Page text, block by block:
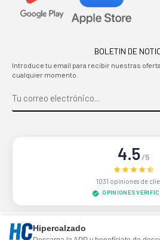
BOLETIN DE
Introduce tu email para recibir nuestras
cualquier momento.
4.5/5
1031 opiniones de
OPINIONES
Sitio protegido por reCAPTCHA.
Hipercalzado